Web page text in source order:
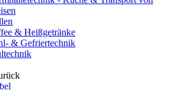
& Heißgetränke
& Gefriertechnik